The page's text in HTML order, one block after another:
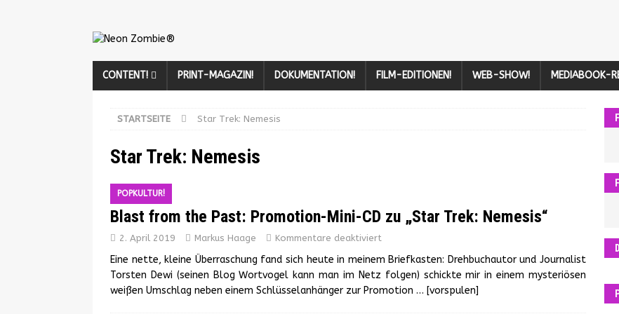
CONTENT! PRINT-MAGAZIN! DOKUMENTATION! FILM-EDITIONEN! WEB-SHOW! MEDIABOOK-
STARTSEITE Star Trek: Nemesis
Star Trek: Nemesis
POPKULTUR!
Blast from the Past: Promotion-Mini-CD zu „Star Trek: Nemesis“
2. April 2019 Markus Haage Kommentare deaktiviert
Eine nette, kleine Überraschung fand sich heute in meinem Briefkasten: Drehbuchautor und Journalist
Torsten Dewi (seinen Blog Wortvogel kann man im Netz folgen) schickte mir in einem mysteriösen
weißen Umschlag neben einem Schlüsselanhänger zur Promotion … [vorspulen]